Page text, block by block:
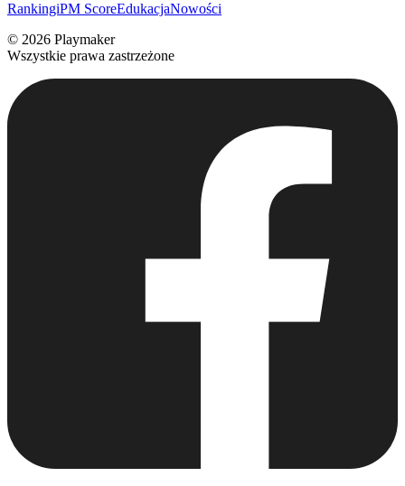
RankingiPM ScoreEdukacjaNowości
© 2026 Playmaker
Wszystkie prawa zastrzeżone